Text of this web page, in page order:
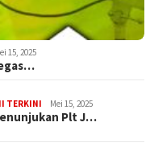
15, 2025
TERKINI Mei 15, 2025
Plt J…